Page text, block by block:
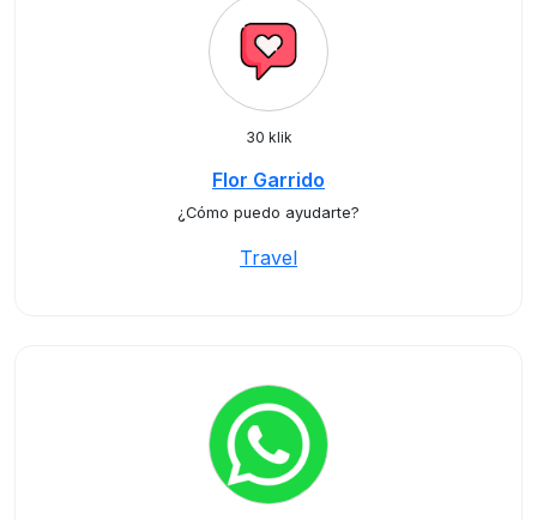
30 klik
Flor Garrido
¿Cómo puedo ayudarte?
Travel